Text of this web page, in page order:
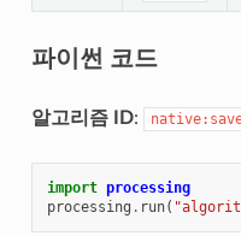
파이썬 코드
알고리즘 ID:
import processing
processing . run(